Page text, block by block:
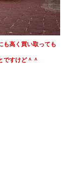
も高く買い取っても
ですけど＾＾